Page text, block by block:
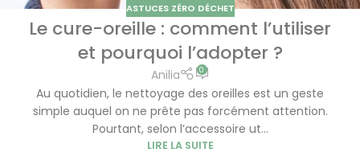
ASTUCES ZÉRO DÉCHET
Le cure-oreille : comment l’utiliser
et pourquoi l’adopter ?
Anilia 0
Au quotidien, le nettoyage des oreilles est un geste
simple auquel on ne prête pas forcément attention.
Pourtant, selon l’accessoire ut...
LIRE LA SUITE